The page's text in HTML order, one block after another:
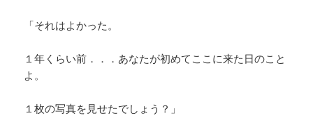
「それはよかった。
１年くらい前．．．あなたが初めてここに来た日のこと
よ。
１枚の写真を見せたでしょう？」